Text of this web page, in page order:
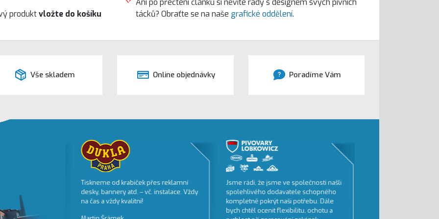
produktvložte do košíku
Ani po přečtení článku si nevíte rady s designem svých pivních
tácků? Obraťte se na naše grafické oddělení.
Vše skladem Online objednávky Poradíme Vám
je
cen.
Tiskneme od krabiček přes reklamní
desky, bannery atd. – vč. instalace. Vždy
na čas a vždy kvalitní!
Jsme rádi, že jsme ve společnosti našli
spolehlivého dodavatele schopného
kompletně pokrýt naši potřebu. Dále
bych chtěl ocenit flexibilitu, ochotu a